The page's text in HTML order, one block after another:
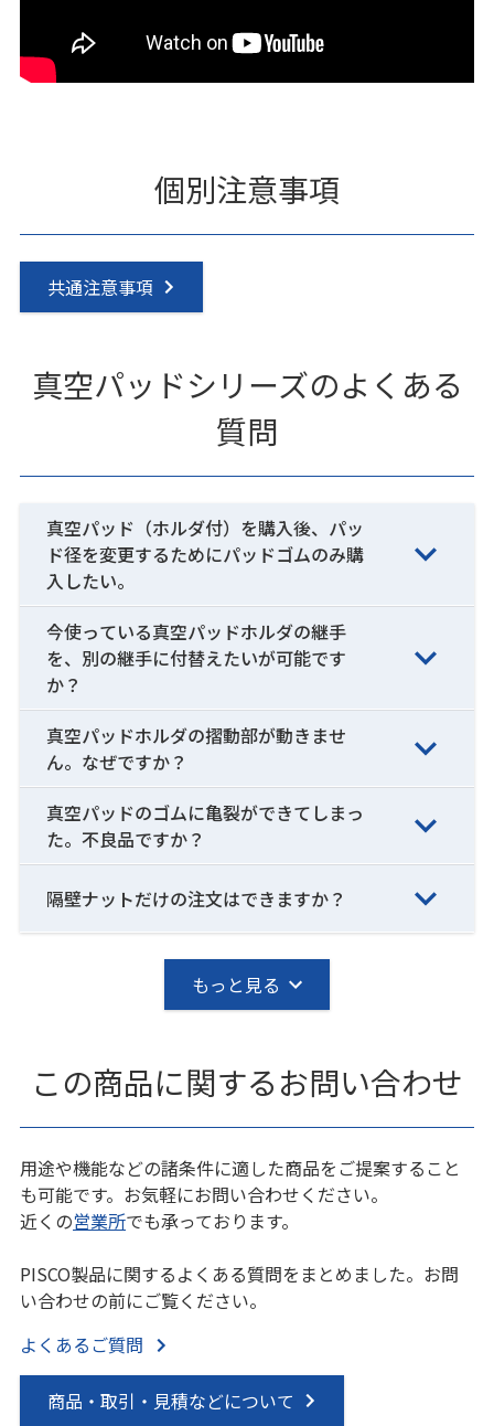
個別注意事項
共通注意事項
真空パッドシリーズのよくある
質問
真空パッド（ホルダ付）を購入後、パッ
ド径を変更するためにパッドゴムのみ購
入したい。
今使っている真空パッドホルダの継手
を、別の継手に付替えたいが可能です
か？
真空パッドホルダの摺動部が動きませ
ん。なぜですか？
真空パッドのゴムに亀裂ができてしまっ
た。不良品ですか？
隔壁ナットだけの注文はできますか？
もっと見る
この商品に関するお問い合わせ
用途や機能などの諸条件に適した商品をご提案すること
も可能です。お気軽にお問い合わせください。
近くの営業所でも承っております。
PISCO製品に関するよくある質問をまとめました。お問
い合わせの前にご覧ください。
よくあるご質問
商品・取引・見積などについて